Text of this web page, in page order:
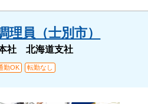
理員（士別市）
社 北海道支社
勤OK 転勤なし